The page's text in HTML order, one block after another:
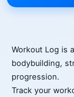
Workout Log is
bodybuilding,
progression.
Track your